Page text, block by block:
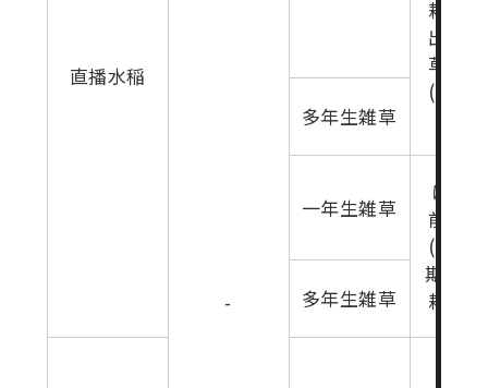
-
直播水稲
耕起
出芽
草生
(乾田
多年生雑草
一年生雑草
は種
前-出
(雑草
期)(乾
耕起
多年生雑草